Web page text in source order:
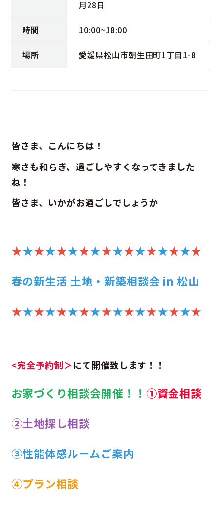
月28日
時間 10:00~18:00
場所 愛媛県松山市朝生田町1丁目1-8
皆さま、こんにちは！
寒さも和らぎ、過ごしやすくなってきました
ね！
皆さま、いかがお過ごしでしょうか
★★★★★★★★★★★★★★★★★
春の新生活 土地・新築相談会 in 松山
★★★★★★★★★★★★★★★★★
<完全予約制＞にて開催致します！！
お家づくり相談会開催！！ ①資金相談
②土地探し相談
③性能体感ルームご案内
④プラン相談